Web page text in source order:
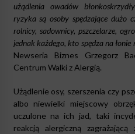
użądlenia owadów
ryzyka są osoby spędzające dużo
rolnicy, sadownicy, pszczelarze,
jednak każdego, kto spędza na
Newseria Biznes Grzegorz
Centrum Walki z Alergią.
Użądlenie osy, szerszenia czy
albo niewielki miejscowy
uczulone na ich jad, taki
reakcją alergiczną